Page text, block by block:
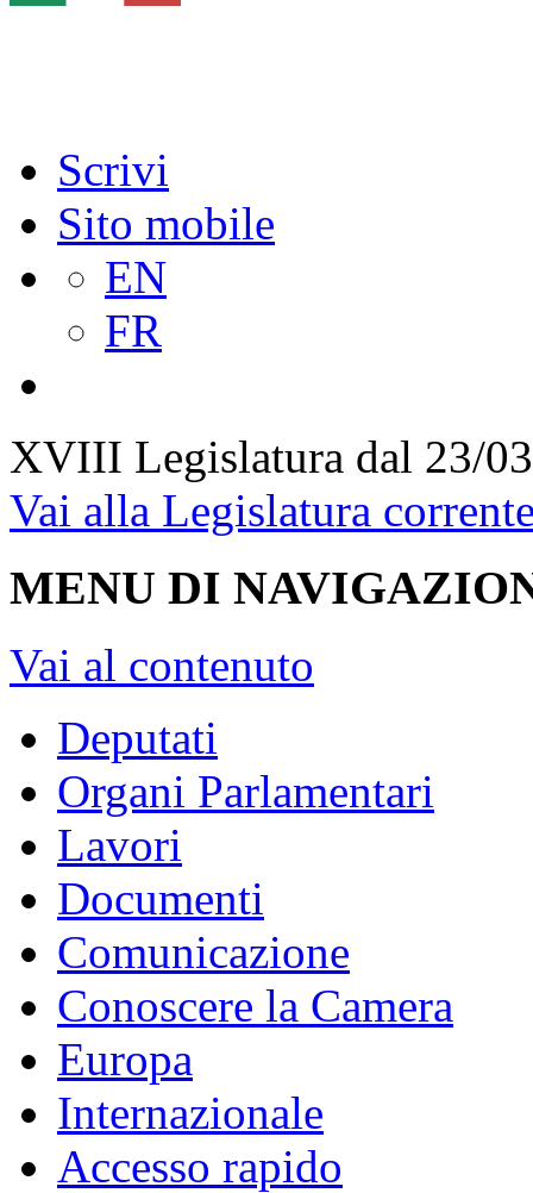
Scrivi
Sito mobile
EN
FR
XVIII Legislatura dal 23/
Vai alla Legislatura
MENU DI
Vai al contenuto
Deputati
Organi Parlamentari
Lavori
Documenti
Comunicazione
Conoscere la Camera
Europa
Internazionale
Accesso rapido